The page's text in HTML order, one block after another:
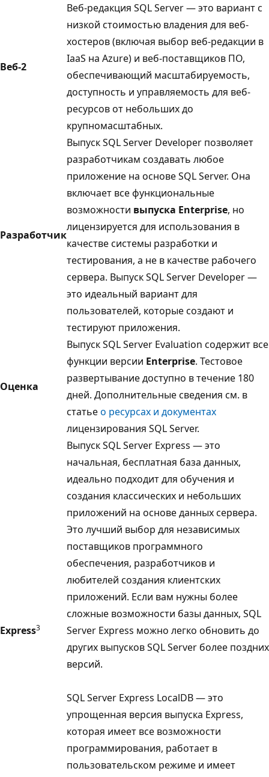
Веб-2
Веб-редакция SQL Server — это вариант с
низкой стоимостью владения для веб-
хостеров (включая выбор веб-редакции в
IaaS на Azure) и веб-поставщиков ПО,
обеспечивающий масштабируемость,
доступность и управляемость для веб-
ресурсов от небольших до
крупномасштабных.
Разработчик
Выпуск SQL Server Developer позволяет
разработчикам создавать любое
приложение на основе SQL Server. Она
включает все функциональные
возможности выпуска Enterprise, но
лицензируется для использования в
качестве системы разработки и
тестирования, а не в качестве рабочего
сервера. Выпуск SQL Server Developer —
это идеальный вариант для
пользователей, которые создают и
тестируют приложения.
Оценка
Выпуск SQL Server Evaluation содержит все
функции версии Enterprise. Тестовое
развертывание доступно в течение 180
дней. Дополнительные сведения см. в
статьео ресурсах и документах
лицензирования SQL Server.
Express3
Выпуск SQL Server Express — это
начальная, бесплатная база данных,
идеально подходит для обучения и
создания классических и небольших
приложений на основе данных сервера.
Это лучший выбор для независимых
поставщиков программного
обеспечения, разработчиков и
любителей создания клиентских
приложений. Если вам нужны более
сложные возможности базы данных, SQL
Server Express можно легко обновить до
других выпусков SQL Server более поздних
версий.
SQL Server Express LocalDB — это
упрощенная версия выпуска Express,
которая имеет все возможности
программирования, работает в
пользовательском режиме и имеет